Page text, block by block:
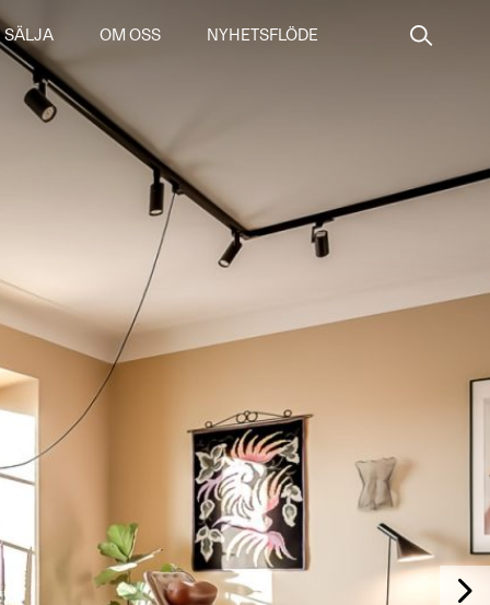
SÄLJA OM OSS NYHETSFLÖDE